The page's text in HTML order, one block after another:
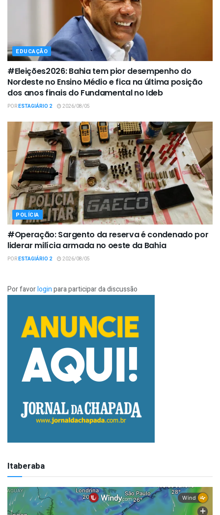
EDUCAÇÃO
#Eleições2026: Bahia tem pior desempenho do
Nordeste no Ensino Médio e fica na última posição
dos anos finais do Fundamental no Ideb
PORESTAGIÁRIO 2 2026/08/05
POLÍCIA
#Operação: Sargento da reserva é condenado por
liderar milícia armada no oeste da Bahia
PORESTAGIÁRIO 2 2026/08/05
Por favorloginpara participar da discussão
Itaberaba